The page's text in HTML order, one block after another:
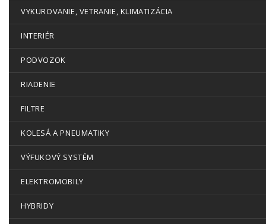
VYKUROVANIE, VETRANIE, KLIMATIZÁCIA
INTERIÉR
PODVOZOK
RIADENIE
FILTRE
KOLESÁ A PNEUMATIKY
VÝFUKOVÝ SYSTÉM
ELEKTROMOBILY
HYBRIDY